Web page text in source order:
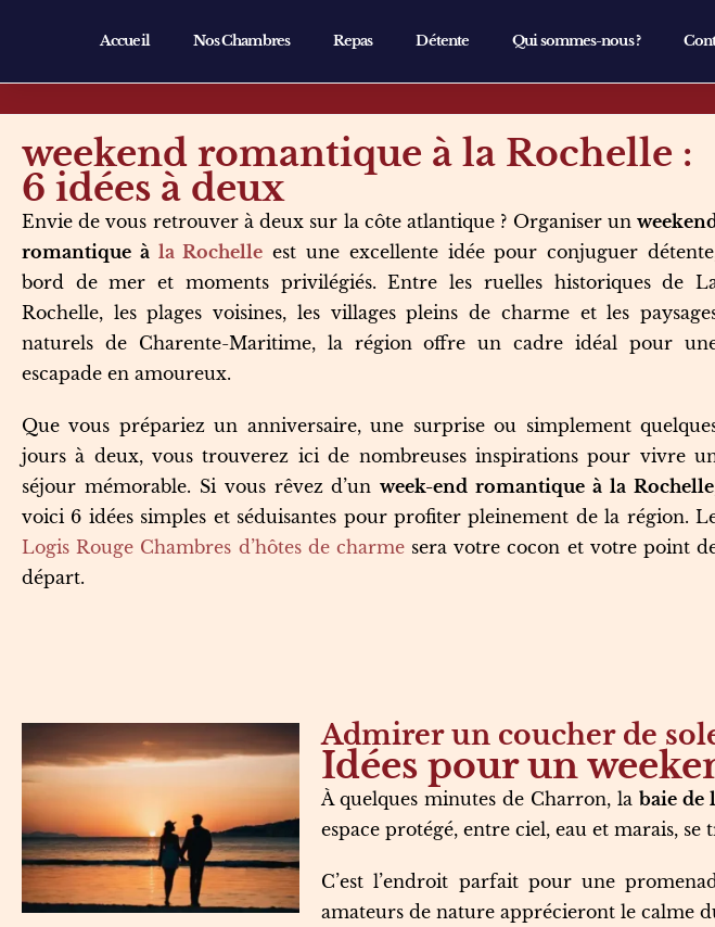
Accueil Nos Chambres Repas Détente Qui sommes-nous ?
weekend romantique à la Rochelle :
6 idées à deux
Envie de vous retrouver à deux sur la côte atlantique ? Organiser un
romantique à la Rochelle est une excellente idée pour conjuguer
bord de mer et moments privilégiés. Entre les ruelles historiques de
Rochelle, les plages voisines, les villages pleins de charme et les
naturels de Charente-Maritime, la région offre un cadre idéal pour
escapade en amoureux.
Que vous prépariez un anniversaire, une surprise ou simplement
jours à deux, vous trouverez ici de nombreuses inspirations pour vivre
séjour mémorable. Si vous rêvez d’unweek-end romantique à la Rochelle
voici 6 idées simples et séduisantes pour profiter pleinement de la région.
Logis Rouge Chambres d’hôtes de charmesera votre cocon et votre point
départ.
Admirer un coucher de
Idées pour un
À quelques minutes de Charron, la baie de
espace protégé, entre ciel, eau et marais,
C’est l’endroit parfait pour une
amateurs de nature apprécieront le calme